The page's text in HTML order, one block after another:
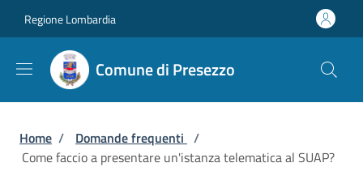
Regione Lombardia
Comune di Presezzo
Briciole di pane
Home / Domande frequenti /
Come faccio a presentare un'istanza telematica al SUAP?